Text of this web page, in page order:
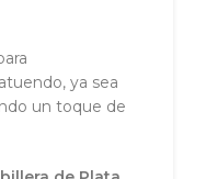
ya sea
un toque de